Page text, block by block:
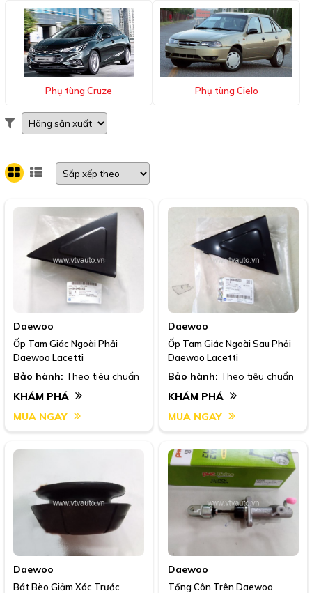
Phụ tùng Cruze Phụ tùng Cielo
Daewoo
Ốp Tam Giác Ngoài Phải
Daewoo Lacetti
Bảo hành: Theo tiêu chuẩn
KHÁM PHÁ
MUA NGAY
Daewoo
Ốp Tam Giác Ngoài Sau Phải
Daewoo Lacetti
Bảo hành: Theo tiêu chuẩn
KHÁM PHÁ
MUA NGAY
Daewoo
Bát Bèo Giảm Xóc Trước
Daewoo
Tổng Côn Trên Daewoo